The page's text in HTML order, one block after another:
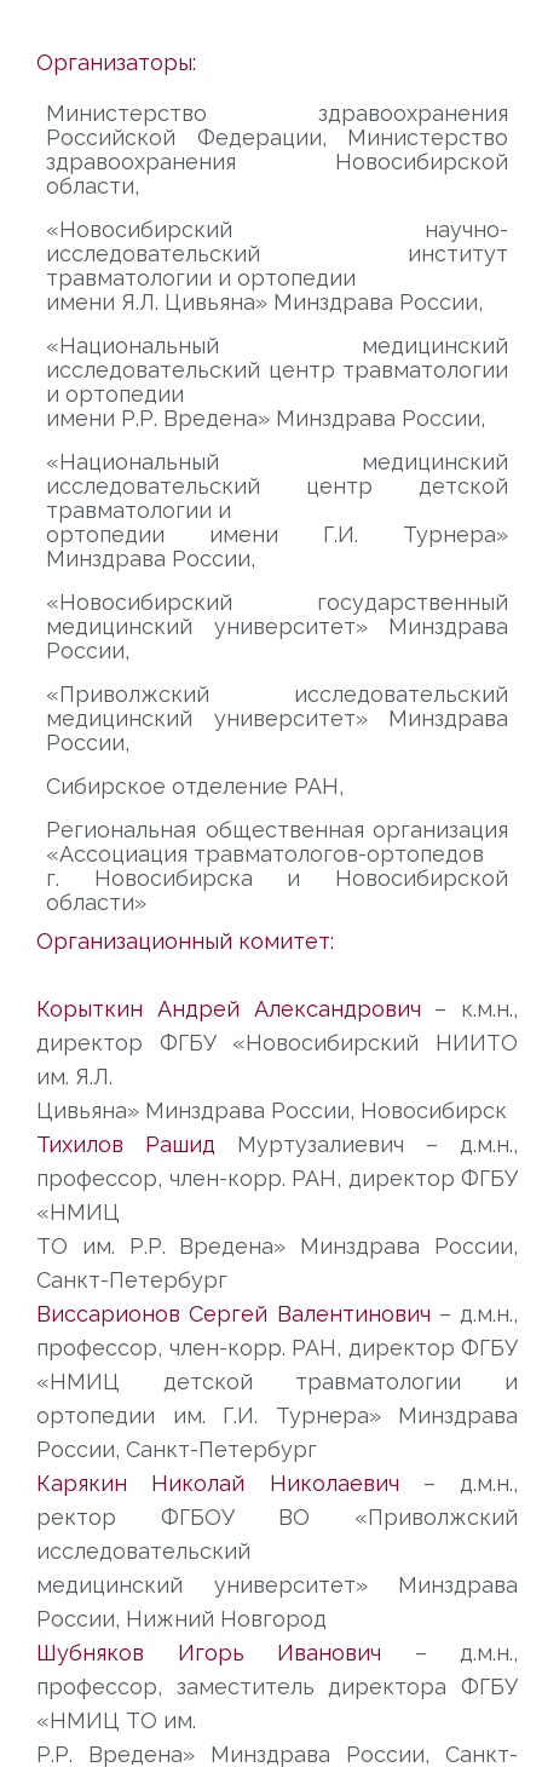
Организаторы:
Министерство здравоохранения
Российской Федерации, Министерство
здравоохранения Новосибирской
области,
«Новосибирский научно-
исследовательский институт
травматологии и ортопедии
имени Я.Л. Цивьяна» Минздрава России,
«Национальный медицинский
исследовательский центр травматологии
и ортопедии
имени Р.Р. Вредена» Минздрава России,
«Национальный медицинский
исследовательский центр детской
травматологии и
ортопедии имени Г.И. Турнера»
Минздрава России,
«Новосибирский государственный
медицинский университет» Минздрава
России,
«Приволжский исследовательский
медицинский университет» Минздрава
России,
Сибирское отделение РАН,
Региональная общественная организация
«Ассоциация травматологов-ортопедов
г. Новосибирска и Новосибирской
области»
Организационный комитет:
Корыткин Андрей Александрович – к.м.н.,
директор ФГБУ «Новосибирский НИИТО
им. Я.Л.
Цивьяна» Минздрава России, Новосибирск
Тихилов Рашид Муртузалиевич – д.м.н.,
профессор, член-корр. РАН, директор ФГБУ
«НМИЦ
ТО им. Р.Р. Вредена» Минздрава России,
Санкт-Петербург
Виссарионов Сергей Валентинович – д.м.н.,
профессор, член-корр. РАН, директор ФГБУ
«НМИЦ детской травматологии и
ортопедии им. Г.И. Турнера» Минздрава
России, Санкт-Петербург
Карякин Николай Николаевич – д.м.н.,
ректор ФГБОУ ВО «Приволжский
исследовательский
медицинский университет» Минздрава
России, Нижний Новгород
Шубняков Игорь Иванович – д.м.н.,
профессор, заместитель директора ФГБУ
«НМИЦ ТО им.
Р.Р. Вредена» Минздрава России, Санкт-